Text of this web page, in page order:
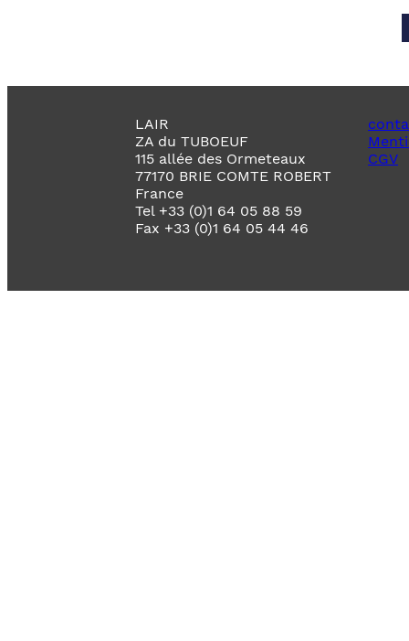
LAIR
ZA du TUBOEUF
115 allée des Ormeteaux
77170 BRIE COMTE ROBERT
France
Tel +33 (0)1 64 05 88 59
Fax +33 (0)1 64 05 44 46
CGV